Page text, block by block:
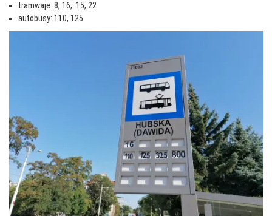
tramwaje: 8, 16, 15, 22
autobusy: 110, 125